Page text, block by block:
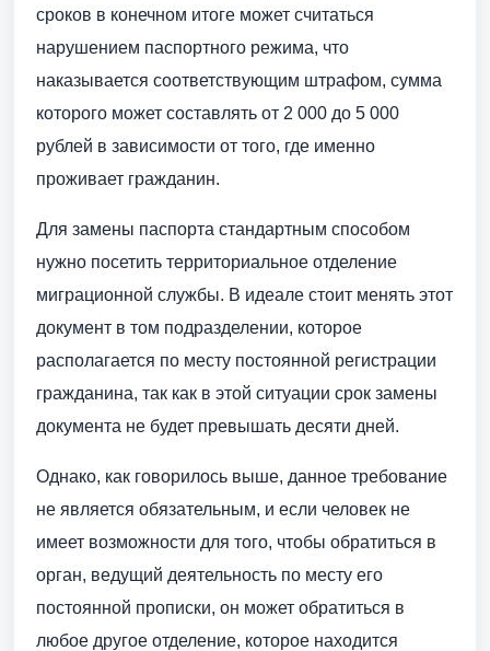
сроков в конечном итоге может считаться
нарушением паспортного режима, что
наказывается соответствующим штрафом, сумма
которого может составлять от 2 000 до 5 000
рублей в зависимости от того, где именно
проживает гражданин.
Для замены паспорта стандартным способом
нужно посетить территориальное отделение
миграционной службы. В идеале стоит менять этот
документ в том подразделении, которое
располагается по месту постоянной регистрации
гражданина, так как в этой ситуации срок замены
документа не будет превышать десяти дней.
Однако, как говорилось выше, данное требование
не является обязательным, и если человек не
имеет возможности для того, чтобы обратиться в
орган, ведущий деятельность по месту его
постоянной прописки, он может обратиться в
любое другое отделение, которое находится